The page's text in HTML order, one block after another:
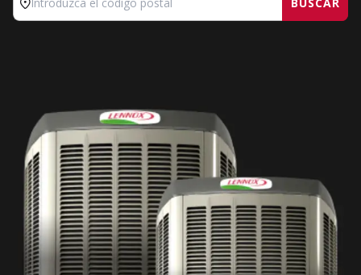
Introduzca el código postal